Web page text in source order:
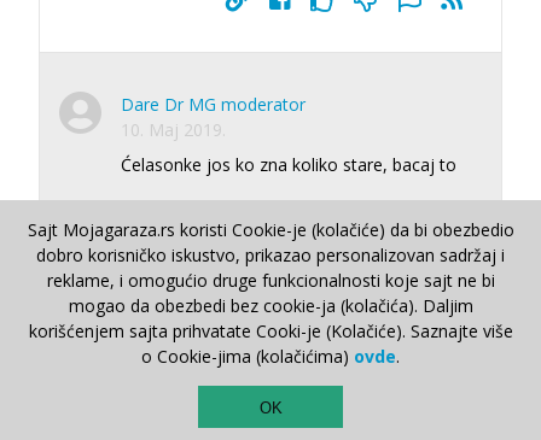
Dare Dr MG moderator
10. Maj 2019.
Ćelasonke jos ko zna koliko stare, bacaj to
Repliciraj
stefan stoilovic
10. Maj 2019.
3mm,a dokle ste planirali da vozite takve
Voznju sa takvim gumama mozete kaznu da
Sajt Mojagaraza.rs koristi Cookie-je (kolačiće) da bi obezbedio
dobro korisničko iskustvo, prikazao personalizovan sadržaj i
reklame, i omogućio druge funkcionalnosti koje sajt ne bi
mogao da obezbedi bez cookie-ja (kolačića). Daljim
korišćenjem sajta prihvatate Cooki-je (Kolačiće). Saznajte više
o Cookie-jima (kolačićima) ovde.
OK